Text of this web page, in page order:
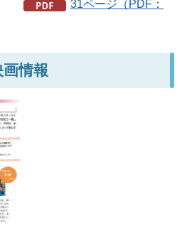
31ページ（PDF：
情報